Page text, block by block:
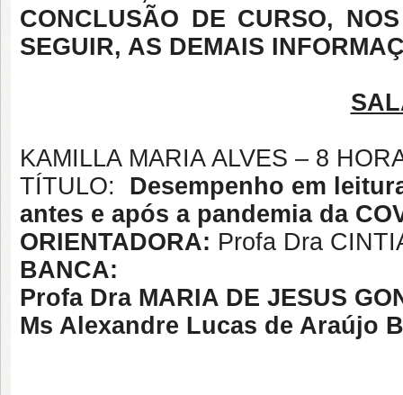
CONCLUSÃO DE CURSO,
SEGUIR, AS DEMAIS
KAMILLA MARIA ALVES – 8
TÍTULO: Desempenho em
antes e após a pandemia da
ORIENTADORA: Profa Dra
BANCA:
Profa Dra MARIA DE JESUS
Ms Alexandre Lucas de Araújo